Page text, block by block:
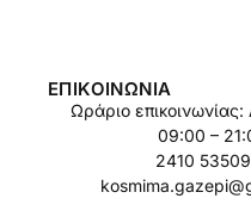
ΕΠΙΚΟΙΝΩΝΊΑ
Ωράριο
09:00 –
2410